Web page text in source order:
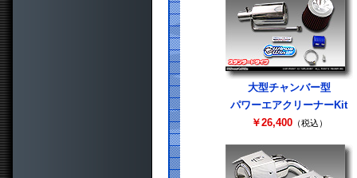
大型チャンバー型
パワーエアクリーナーKit
￥26,400（税込）